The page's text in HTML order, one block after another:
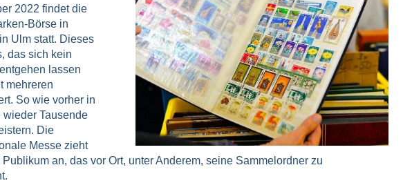
2022 findet die
Börse in
Ulm statt. Dieses
das sich kein
lassen
mehreren
So wie vorher in
Tausende
Die
Messe zieht
an, das vor Ort, unter Anderem, seine Sammelordner zu